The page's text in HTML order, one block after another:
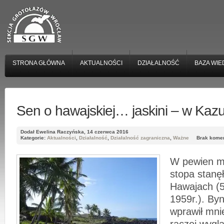
STRONA GŁÓWNA AKTUALNOŚCI DZIAŁALNOŚĆ BAZA
Sen o hawajskiej… jaskini – w
Dodał Ewelina Raczyńska, 14 czerwca 2016
Kategorie: Aktualności, Działalność, Działalność zagraniczna, Ważne Brak
W pewien
stopa
Hawajach
1959r.).
wprawił